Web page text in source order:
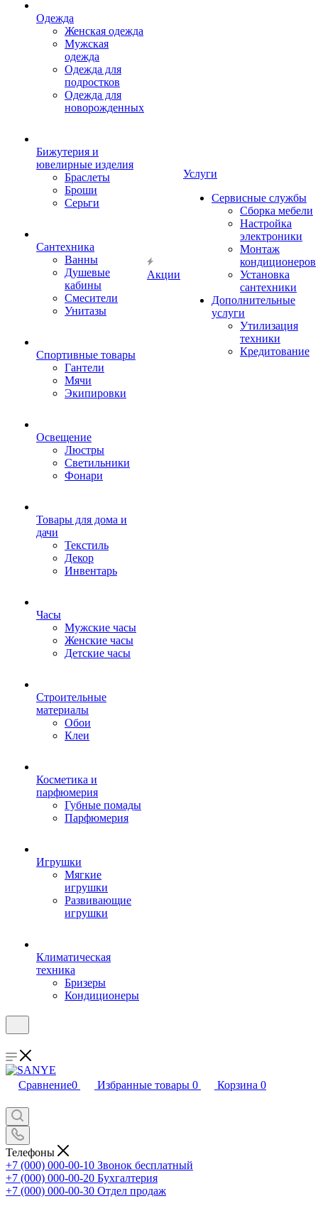
Одежда
Женская одежда
Мужская
одежда
Одежда для
подростков
Одежда для
новорожденных
Бижутерия и
ювелирные изделия
Браслеты
Броши
Серьги
Сантехника
Ванны
Душевые
кабины
Смесители
Унитазы
Спортивные товары
Гантели
Мячи
Экипировки
Освещение
Люстры
Светильники
Фонари
Товары для дома и
дачи
Текстиль
Декор
Инвентарь
Часы
Мужские часы
Женские часы
Детские часы
Строительные
материалы
Обои
Клеи
Косметика и
парфюмерия
Губные помады
Парфюмерия
Игрушки
Мягкие
игрушки
Развивающие
игрушки
Климатическая
техника
Бризеры
Кондиционеры
Акции
Услуги
Сервисные службы
Сборка мебели
Настройка
электроники
Монтаж
кондиционеров
Установка
сантехники
Дополнительные
услуги
Утилизация
техники
Кредитование
Сравнение0 Избранные товары 0 Корзина 0
Телефоны
+7 (000) 000-00-10 Звонок бесплатный
+7 (000) 000-00-20 Бухгалтерия
+7 (000) 000-00-30 Отдел продаж